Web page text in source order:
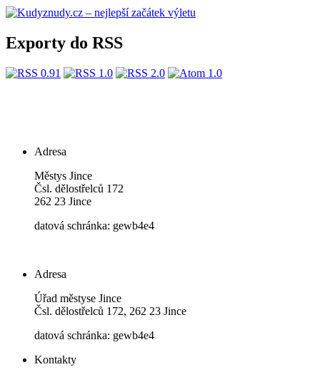
Exporty do RSS
Adresa
Městys Jince
Čsl. dělostřelců 172
262 23 Jince
datová schránka: gewb4e4
Adresa
Úřad městyse Jince
Čsl. dělostřelců 172, 262 23 Jince
datová schránka: gewb4e4
Kontakty